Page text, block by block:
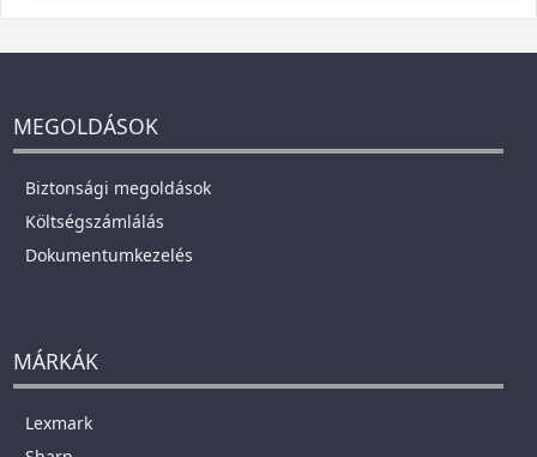
MEGOLDÁSOK
Biztonsági megoldások
Költségszámlálás
Dokumentumkezelés
MÁRKÁK
Lexmark